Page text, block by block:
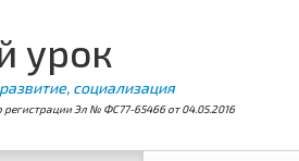
урок
социализация
регистрации Эл № ФС77-65466 от 04.05.2016